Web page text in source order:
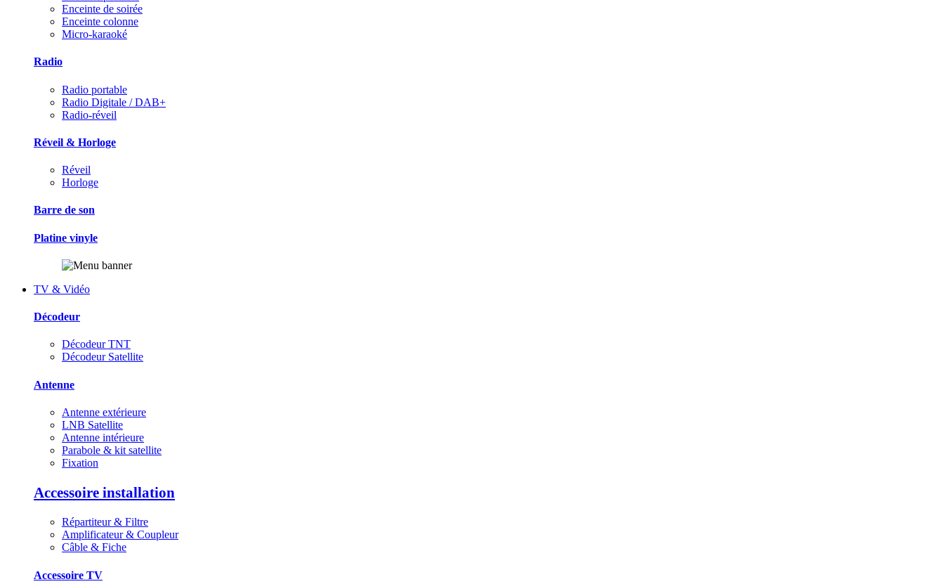
Enceinte de soirée
Enceinte colonne
Micro-karaoké
Radio
Radio portable
Radio Digitale / DAB+
Radio-réveil
Réveil & Horloge
Réveil
Horloge
Barre de son
Platine vinyle
TV & Vidéo
Décodeur
Décodeur TNT
Décodeur Satellite
Antenne
Antenne extérieure
LNB Satellite
Antenne intérieure
Parabole & kit satellite
Fixation
Accessoire installation
Répartiteur & Filtre
Amplificateur & Coupleur
Câble & Fiche
Accessoire TV